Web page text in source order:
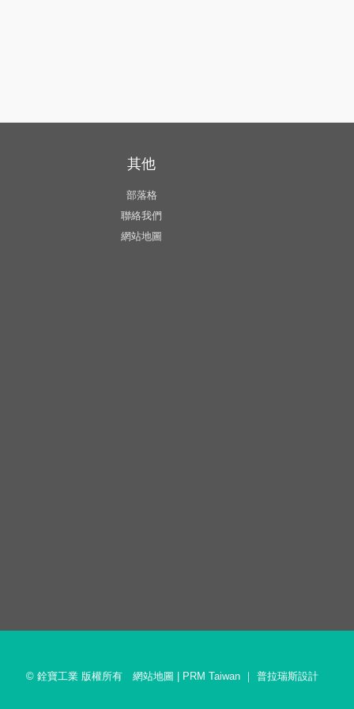
其他
部落格
聯絡我們
網站地圖
© 銓寶工業 版權所有 網站地圖 PRM Taiwan ｜普拉瑞斯設計